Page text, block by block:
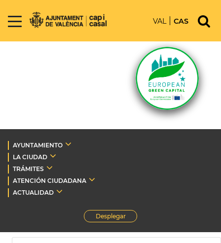
VAL CAS
AYUNTAMIENTO
LA CIUDAD
TRÁMITES
ATENCIÓN CIUDADANA
ACTUALIDAD
Desplegar